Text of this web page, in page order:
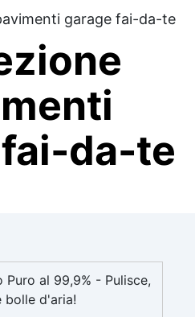
garage fai-da-te
da-te